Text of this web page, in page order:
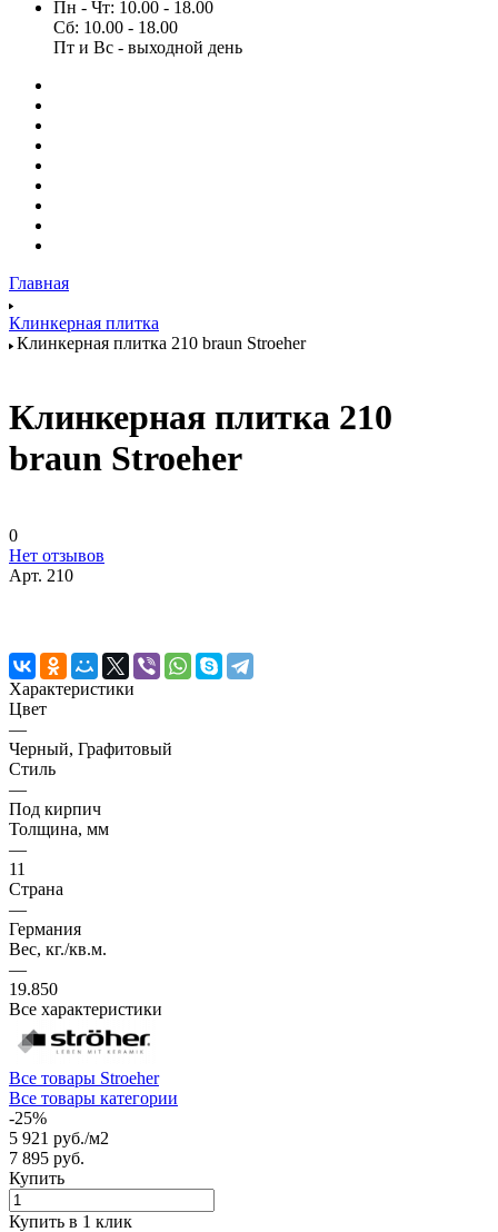
Пн - Чт: 10.00 - 18.00
Сб: 10.00 - 18.00
Пт и Вс - выходной день
Главная
Клинкерная плитка
Клинкерная плитка 210 braun Stroeher
Клинкерная плитка 210
braun Stroeher
0
Нет отзывов
Арт. 210
Характеристики
Цвет
—
Черный, Графитовый
Стиль
—
Под кирпич
Толщина, мм
—
11
Страна
—
Германия
Вес, кг./кв.м.
—
19.850
Все характеристики
Все товары Stroeher
Все товары категории
-25%
5 921 руб./м2
7 895 руб.
Купить
Купить в 1 клик